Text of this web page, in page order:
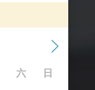
六
日